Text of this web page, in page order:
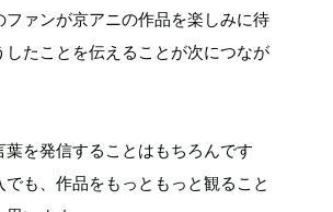
ファンが京アニの作品を楽しみに待
したことを伝えることが次につなが
葉を発信することはもちろんです
でも、作品をもっともっと観ること